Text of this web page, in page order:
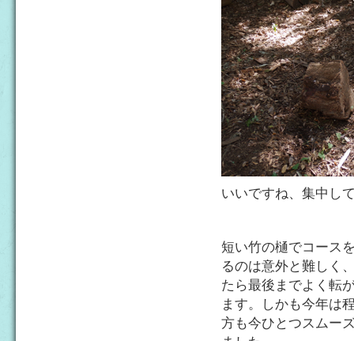
いいですね、集中し
短い竹の樋でコース
るのは意外と難しく
たら最後までよく転
ます。しかも今年は
方も今ひとつスムー